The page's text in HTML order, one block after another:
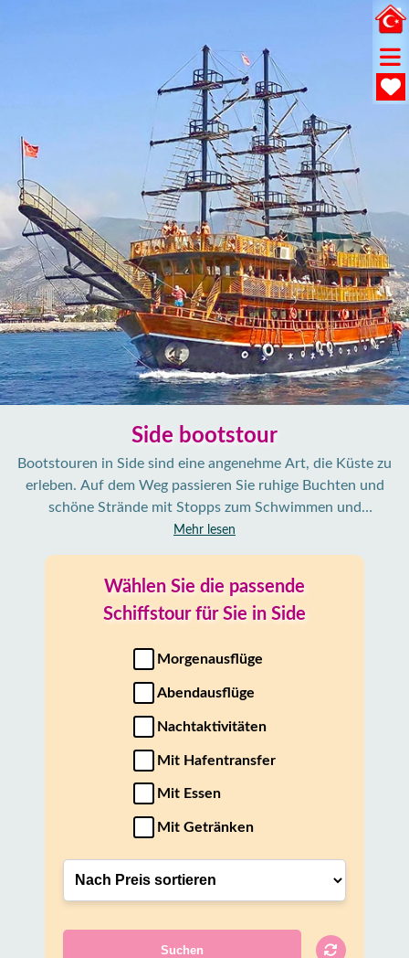
Side bootstour
Bootstouren in Side sind eine angenehme Art, die Küste zu
erleben. Auf dem Weg passieren Sie ruhige Buchten und
schöne Strände mit Stopps zum Schwimmen und
Schnorcheln. Ob entspannt an Deck oder aktiv im Wasser –
Mehr lesen
Wählen Sie die passende
Schiffstour für Sie in Side
Morgenausflüge
Abendausflüge
Nachtaktivitäten
Mit Hafentransfer
Mit Essen
Mit Getränken
Suchen